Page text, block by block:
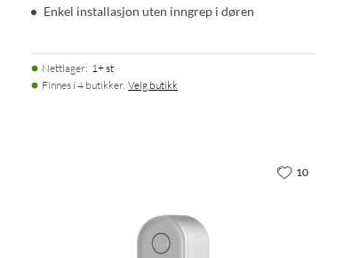
Enkel installasjon uten inngrep i døren
Nettlager: 1+ st
Finnes i 4 butikker. Velg butikk
10